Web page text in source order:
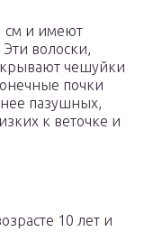
см и имеют
волоски,
чешуйки
почки
пазушных,
к веточке и
10 лет и